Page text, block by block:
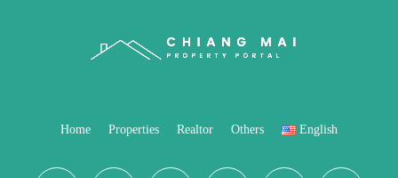
Home Properties Realtor Others English